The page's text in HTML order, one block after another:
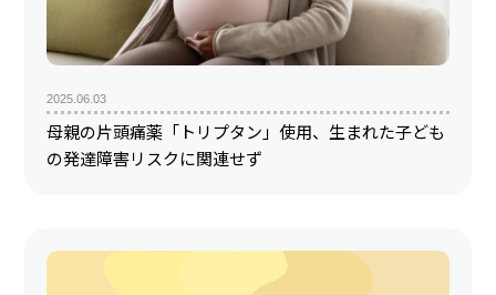
2025.06.03
母親の片頭痛薬「トリプタン」使用、生まれた子ども
の発達障害リスクに関連せず